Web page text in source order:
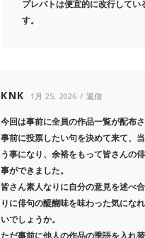
プレバトは便宜的に改行してい
す。
KNK 1月 25, 2026 返信
今回は事前に全員の作品一覧が配布さ
事前に投票したい句を決めて来て、
う事になり、余裕をもって皆さんの
事ができました。
皆さん素人なりに自分の意見を述べ
りに俳句の醍醐味を味わった気にな
いでしょうか。
ただ事前に他人の作品の季語を入れ